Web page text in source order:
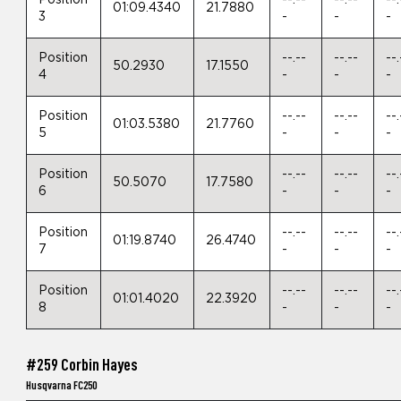
3
01:09.4340 21.7880
-
-
-
Position
4
50.2930 17.1550
--.--
-
--.--
-
--
-
Position
5
01:03.5380 21.7760
--.--
-
--.--
-
--
-
Position
6
50.5070 17.7580
--.--
-
--.--
-
--
-
Position
7
01:19.8740 26.4740
--.--
-
--.--
-
--
-
Position
8
01:01.4020 22.3920
--.--
-
--.--
-
--
-
#259 Corbin Hayes
Husqvarna FC250